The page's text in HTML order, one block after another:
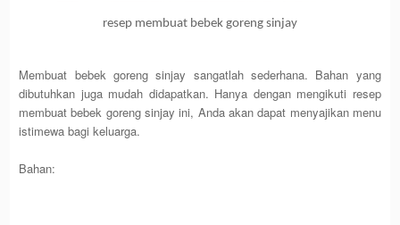
resep membuat bebek goreng sinjay
Membuat bebek goreng sinjay sangatlah sederhana. Bahan yang
dibutuhkan juga mudah didapatkan. Hanya dengan mengikuti resep
membuat bebek goreng sinjay ini, Anda akan dapat menyajikan menu
istimewa bagi keluarga.
Bahan: